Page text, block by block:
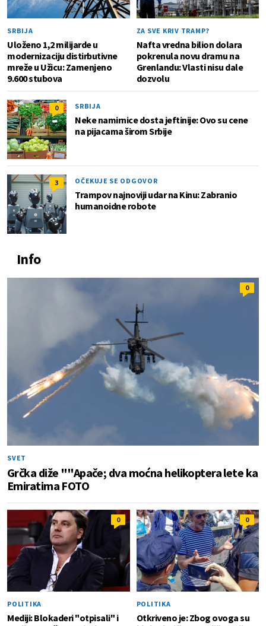
SRBIJA
Uloženo 1,2 milijarde u
modernizaciju distirbutivne
mreže u Užicu: Zamenjeno
9.600 stubova
ZA SVE KRIV TRAMP?
Nafta vredna bilion dolara
pokrenula novu dramu na
Grenlandu: Vlasti nisu dale
dozvolu
0 SRBIJA
Neke namirnice dosta jeftinije: Ovo su cene
na pijacama širom Srbije
3 OČEKUJE SE ODGOVOR
Trampov najnoviji udar na Kinu: Zabranio
humanoidne robote
Info
0
SVET
Grčka diže ""Apače; dva moćna helikoptera lete ka
Emiratima FOTO
0
POLITIKA
Mediji: Blokaderi "otpisali" i
0
POLITIKA
Otkriveno je: Zbog ovoga su